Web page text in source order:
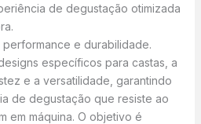
de degustação otimizada
e durabilidade.
específicos para castas, a
e a versatilidade, garantindo
de degustação que resiste ao
em máquina. O objetivo é